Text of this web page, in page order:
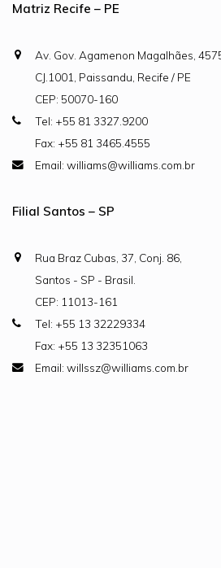
Matriz Recife – PE
Av. Gov. Agamenon Magalhães,
CJ.1001, Paissandu, Recife / PE
CEP: 50070-160
Tel: +55 81 3327.9200
Fax: +55 81 3465.4555
Email: williams@williams.com.br
Filial Santos – SP
Rua Braz Cubas, 37, Conj. 86,
Santos - SP - Brasil.
CEP: 11013-161
Tel: +55 13 32229334
Fax: +55 13 32351063
Email: willssz@williams.com.br